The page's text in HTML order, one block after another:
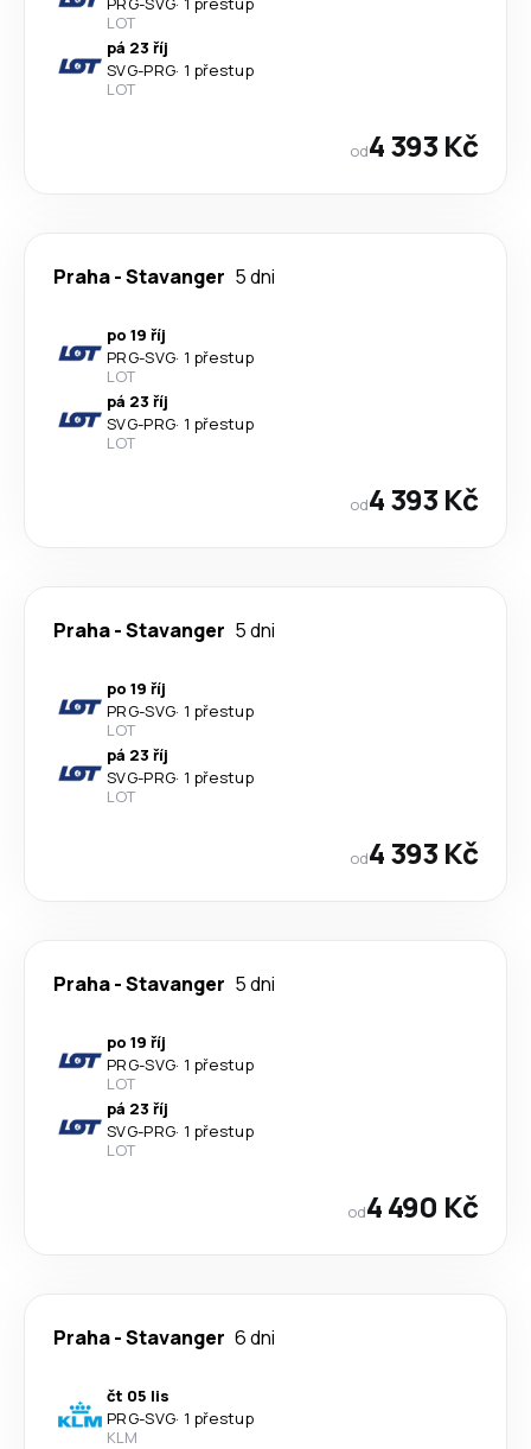
LOT
pá 23 říj
SVG-PRG· 1 přestup
LOT
od4 393 Kč
Praha-Stavanger 5 dni
po 19 říj
PRG-SVG· 1 přestup
LOT
pá 23 říj
SVG-PRG· 1 přestup
LOT
od4 393 Kč
Praha-Stavanger 5 dni
po 19 říj
PRG-SVG· 1 přestup
LOT
pá 23 říj
SVG-PRG· 1 přestup
LOT
od4 393 Kč
Praha-Stavanger 5 dni
po 19 říj
PRG-SVG· 1 přestup
LOT
pá 23 říj
SVG-PRG· 1 přestup
LOT
od4 490 Kč
Praha-Stavanger 6 dni
čt 05 lis
PRG-SVG· 1 přestup
KLM